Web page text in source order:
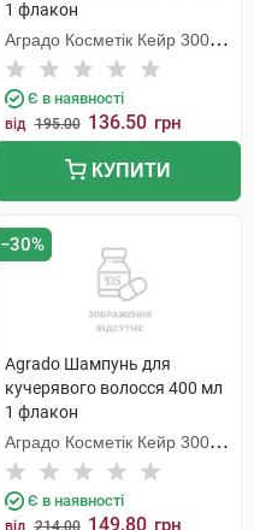
1 флакон
Аградо Косметік Кейр 3000
С.Л.У.
Є в наявності
від 195.00 136.50 грн
КУПИТИ
−30%
Agrado Шампунь для
кучерявого волосся 400 мл
1 флакон
Аградо Косметік Кейр 3000
С.Л.У.
Є в наявності
від 214.00 149.80 грн